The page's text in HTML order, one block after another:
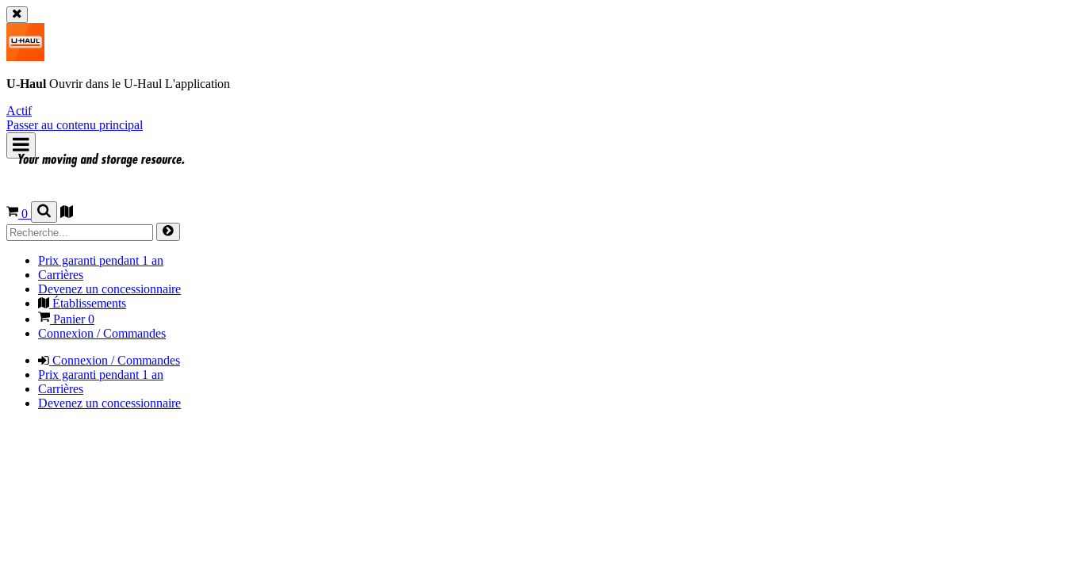
U-Haul Ouvrir dans le U-Haul L'application
Actif
Passer au contenu principal
0
Prix garanti pendant 1 an
Carrières
Devenez un concessionnaire
Établissements
Panier0
Connexion / Commandes
Connexion / Commandes
Prix garanti pendant 1 an
Carrières
Devenez un concessionnaire